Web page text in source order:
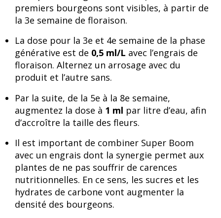
premiers bourgeons sont visibles, à partir de
la 3e semaine de floraison.
La dose pour la 3e et 4e semaine de la phase
générative est de 0,5 ml/L avec l’engrais de
floraison. Alternez un arrosage avec du
produit et l’autre sans.
Par la suite, de la 5e à la 8e semaine,
augmentez la dose à 1 ml par litre d’eau, afin
d’accroître la taille des fleurs.
Il est important de combiner Super Boom
avec un engrais dont la synergie permet aux
plantes de ne pas souffrir de carences
nutritionnelles. En ce sens, les sucres et les
hydrates de carbone vont augmenter la
densité des bourgeons.